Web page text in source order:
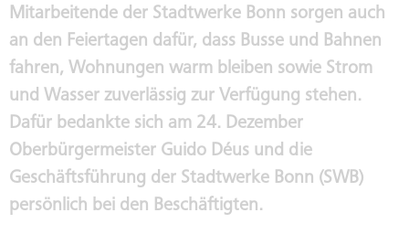
IMMOBILIENVERKAUF /
VERMIETUNG
AUFSICHTSRÄTE
PUBLIC COPORATE GOVERNANCE
KODEX
INTERNE MELDESTELLE NACH
HINWEISGEBERSCHUTZGESETZ
Mitarbeitende der Stadtwerke Bonn sorgen auch
an den Feiertagen dafür, dass Busse und Bahnen
fahren, Wohnungen warm bleiben sowie Strom
und Wasser zuverlässig zur Verfügung stehen.
Dafür bedankte sich am 24. Dezember
Oberbürgermeister Guido Déus und die
Geschäftsführung der Stadtwerke Bonn (SWB)
persönlich bei den Beschäftigten.